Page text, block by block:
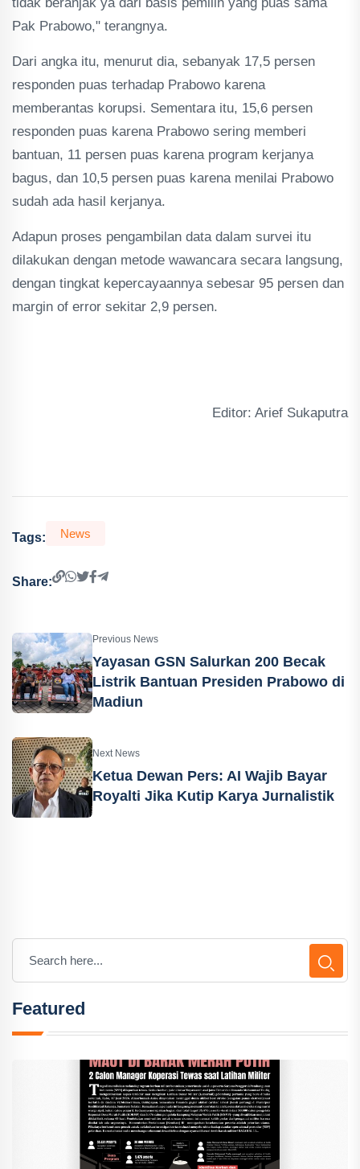
Pak Prabowo," terangnya.
Dari angka itu, menurut dia, sebanyak 17,5 persen
responden puas terhadap Prabowo karena
memberantas korupsi. Sementara itu, 15,6 persen
responden puas karena Prabowo sering memberi
bantuan, 11 persen puas karena program kerjanya
bagus, dan 10,5 persen puas karena menilai Prabowo
sudah ada hasil kerjanya.
Adapun proses pengambilan data dalam survei itu
dilakukan dengan metode wawancara secara langsung,
dengan tingkat kepercayaannya sebesar 95 persen dan
margin of error sekitar 2,9 persen.
Editor: Arief Sukaputra
Tags: News
Share:
Previous News
Yayasan GSN Salurkan 200 Becak
Listrik Bantuan Presiden Prabowo di
Madiun
Next News
Ketua Dewan Pers: AI Wajib Bayar
Royalti Jika Kutip Karya Jurnalistik
Featured